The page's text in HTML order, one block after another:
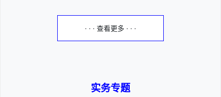
· · · 查看更多 · · ·
实务专题